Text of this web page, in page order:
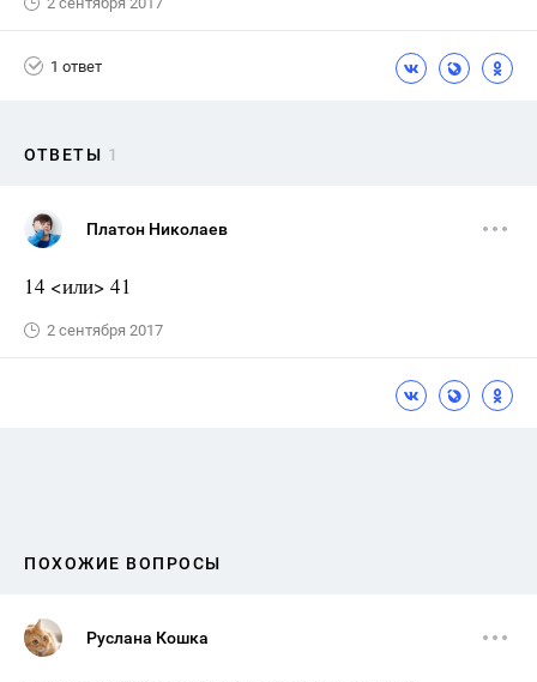
1 ответ
ОТВЕТЫ 1
Платон Николаев
14 <или> 41
2 сентября 2017
ПОХОЖИЕ ВОПРОСЫ
Руслана Кошка